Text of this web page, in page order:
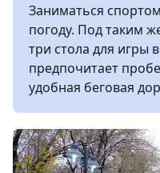
Заниматься
погоду. Под таким
три стола для игры
предпочитает
удобная беговая